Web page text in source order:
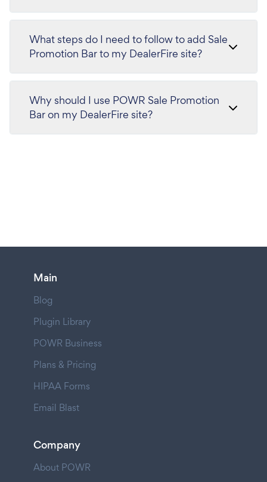
What steps do I need to follow to add Sale
Promotion Bar to my DealerFire site?
Why should I use POWR Sale Promotion
Bar on my DealerFire site?
Main
Blog
Plugin Library
POWR Business
Plans & Pricing
HIPAA Forms
Email Blast
Company
About POWR